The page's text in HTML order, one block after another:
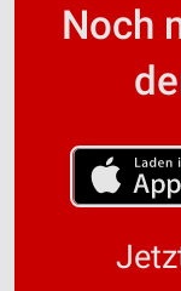
Noch